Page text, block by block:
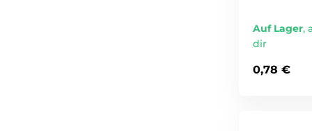
– feuchtigkeitsspendender,
– sanfter
–
– reichhaltige Creme mit
Auf Lager,
dir
0,78 €